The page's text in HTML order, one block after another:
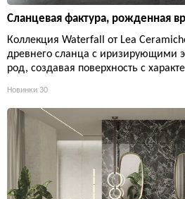
Сланцевая фактура, рожденная
Коллекция Waterfall от Lea
древнего сланца с иризирующими
род, создавая поверхность с
Новинки 30